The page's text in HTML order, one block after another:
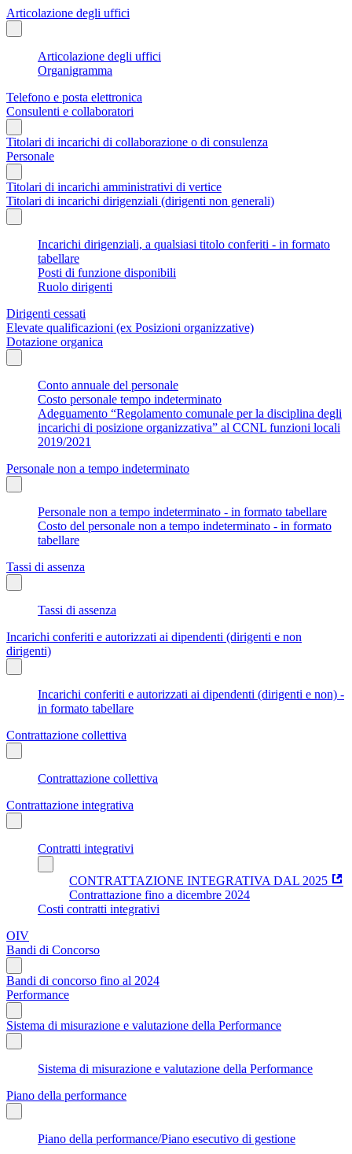
Articolazione degli uffici
Articolazione degli uffici
Organigramma
Telefono e posta elettronica
Consulenti e collaboratori
Titolari di incarichi di collaborazione o di consulenza
Personale
Titolari di incarichi amministrativi di vertice
Titolari di incarichi dirigenziali (dirigenti non generali)
Incarichi dirigenziali, a qualsiasi titolo conferiti - in formato
tabellare
Posti di funzione disponibili
Ruolo dirigenti
Dirigenti cessati
Elevate qualificazioni (ex Posizioni organizzative)
Dotazione organica
Conto annuale del personale
Costo personale tempo indeterminato
Adeguamento “Regolamento comunale per la disciplina degli
incarichi di posizione organizzativa” al CCNL funzioni locali
2019/2021
Personale non a tempo indeterminato
Personale non a tempo indeterminato - in formato tabellare
Costo del personale non a tempo indeterminato - in formato
tabellare
Tassi di assenza
Tassi di assenza
Incarichi conferiti e autorizzati ai dipendenti (dirigenti e non
dirigenti)
Incarichi conferiti e autorizzati ai dipendenti (dirigenti e non) -
in formato tabellare
Contrattazione collettiva
Contrattazione collettiva
Contrattazione integrativa
Contratti integrativi
CONTRATTAZIONE INTEGRATIVA DAL 2025
Contrattazione fino a dicembre 2024
Costi contratti integrativi
OIV
Bandi di Concorso
Bandi di concorso fino al 2024
Performance
Sistema di misurazione e valutazione della Performance
Sistema di misurazione e valutazione della Performance
Piano della performance
Piano della performance/Piano esecutivo di gestione